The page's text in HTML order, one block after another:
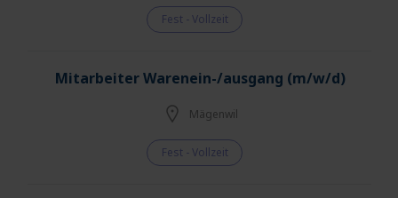
Fest - Vollzeit
Mitarbeiter Warenein-/ausgang (m/w/d)
Mägenwil
Fest - Vollzeit